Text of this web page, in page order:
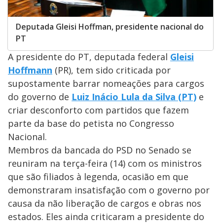
Deputada Gleisi Hoffman, presidente nacional do
PT
A presidente do PT, deputada federal Gleisi
Hoffmann (PR), tem sido criticada por
supostamente barrar nomeações para cargos
do governo de Luiz Inácio Lula da Silva (PT) e
criar desconforto com partidos que fazem
parte da base do petista no Congresso
Nacional.
Membros da bancada do PSD no Senado se
reuniram na terça-feira (14) com os ministros
que são filiados à legenda, ocasião em que
demonstraram insatisfação com o governo por
causa da não liberação de cargos e obras nos
estados. Eles ainda criticaram a presidente do